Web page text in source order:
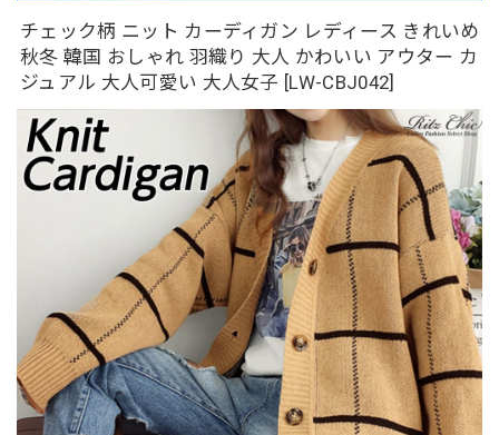
チェック柄 ニット カーディガン レディース きれいめ
秋冬 韓国 おしゃれ 羽織り 大人 かわいい アウター カ
ジュアル 大人可愛い 大人女子 [LW-CBJ042]